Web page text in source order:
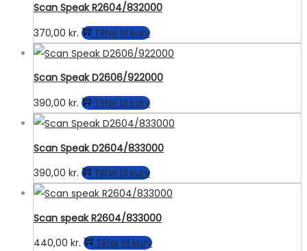
Scan Speak R2604/832000
370,00 kr. Tilføj til kurv
Scan Speak D2606/922000
390,00 kr. Tilføj til kurv
Scan Speak D2604/833000
390,00 kr. Tilføj til kurv
Scan speak R2604/833000
440,00 kr. Tilføj til kurv